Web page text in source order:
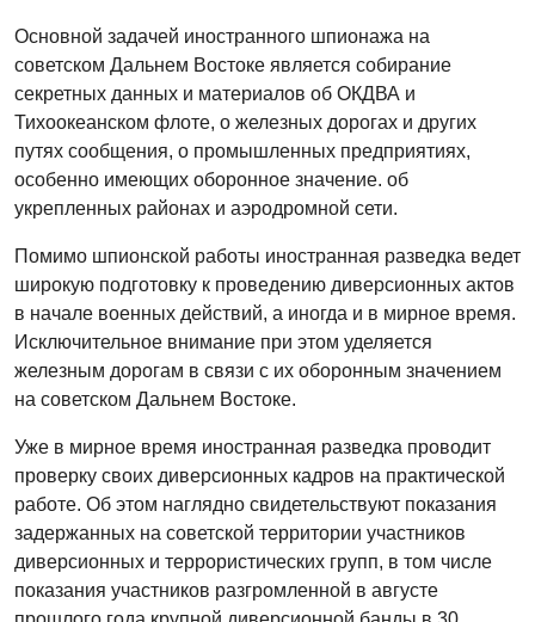
Основной задачей иностранного шпионажа на
советском Дальнем Востоке является собирание
секретных данных и материалов об ОКДВА и
Тихоокеанском флоте, о железных дорогах и других
путях сообщения, о промышленных предприятиях,
особенно имеющих оборонное значение. об
укрепленных районах и аэродромной сети.
Помимо шпионской работы иностранная разведка ведет
широкую подготовку к проведению диверсионных актов
в начале военных действий, а иногда и в мирное время.
Исключительное внимание при этом уделяется
железным дорогам в связи с их оборонным значением
на советском Дальнем Востоке.
Уже в мирное время иностранная разведка проводит
проверку своих диверсионных кадров на практической
работе. Об этом наглядно свидетельствуют показания
задержанных на советской территории участников
диверсионных и террористических групп, в том числе
показания участников разгромленной в августе